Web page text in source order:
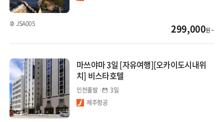
JSA005 299,000원 ~
마쓰야마 3일 [자유여행][오카이도시내위
치] 비스타호텔
인천출발
3일
제주항공